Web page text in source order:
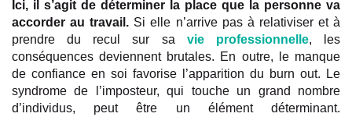
Ici, il s’agit de déterminer la place que la personne va
accorder au travail. Si elle n’arrive pas à relativiser et à
prendre du recul sur sa vie professionnelle, les
conséquences deviennent brutales. En outre, le manque
de confiance en soi favorise l’apparition du burn out. Le
syndrome de l’imposteur, qui touche un grand nombre
d’individus, peut être un élément déterminant.